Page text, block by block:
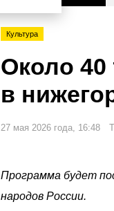
Культура
Около 40
в
27 мая 2026 года, 16:48
Программа будет
народов России.